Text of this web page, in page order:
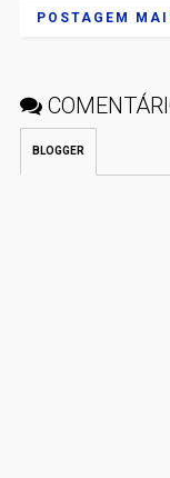
POSTAGEM
BLOGGER